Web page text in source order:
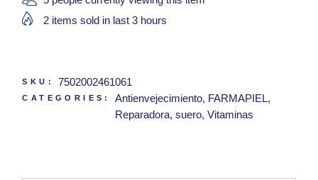
2 items sold in last 3 hours
SKU: 7502002461061
CATEGORIES: Antienvejecimiento, FARMAPIEL,
Reparadora, suero, Vitaminas